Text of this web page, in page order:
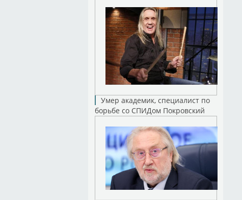
Умер академик, специалист по
борьбе со СПИДом Покровский